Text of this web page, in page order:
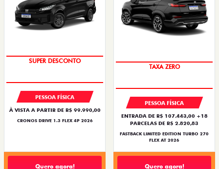
BÔNUS DE ATÉ R$ 14 MIL
PESSOA FÍSICA
À VISTA A PARTIR DE R$ 99.990,00
CRONOS DRIVE 1.3 FLEX 4P 2026
Quero agora!
PREÇO IMPERDÍVEL
PESSOA FÍSICA
ENTRADA DE R$ 107.443,00 +18
PARCELAS DE R$ 2.820,83
FASTBACK LIMITED EDITION TURBO 270
FLEX AT 2026
Quero agora!